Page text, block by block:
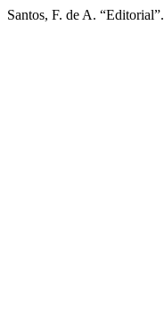
Santos, F. de A. “Editorial”.